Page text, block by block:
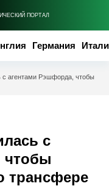
ПОРТАЛ
Германия
с агентами Рэшфорда, чтобы
с
чтобы
трансфере